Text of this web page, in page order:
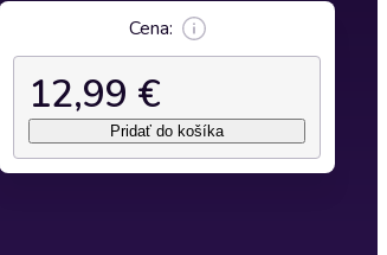
Cena:
12,99 €
Pridať do košíka